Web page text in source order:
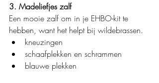
3. Madeliefjes zalf
Een mooie zalf om in je EHBO-kit te
hebben, want het helpt bij wildebrassen.
kneuzingen
schaafplekken en schrammen
blauwe plekken